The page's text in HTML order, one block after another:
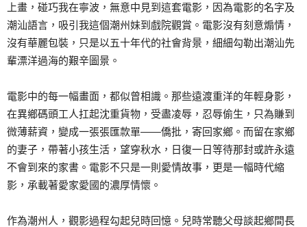
上畫，碰巧我在寧波，無意中見到這套電影，因為電影的名字及
潮汕語言，吸引我這個潮州妹到戲院觀賞。電影沒有刻意煽情，
沒有華麗包裝，只是以五十年代的社會背景，細細勾勒出潮汕先
輩漂洋過海的艱辛圖景。
電影中的每一幅畫面，都似曾相識。那些遠渡重洋的年輕身影，
在異鄉碼頭工人扛起沈重貨物，受盡凌辱，忍辱偷生，只為賺到
微薄薪資，變成一張張匯款單——僑批，寄回家鄉。而留在家鄉
的妻子，帶著小孩生活，望穿秋水，日復一日等待那封或許永遠
不會到來的家書。電影不只是一則愛情故事，更是一幅時代縮
影，承載著愛家愛國的濃厚情懷。
作為潮州人，觀影過程勾起兒時回憶。兒時常聽父母談起鄉間長